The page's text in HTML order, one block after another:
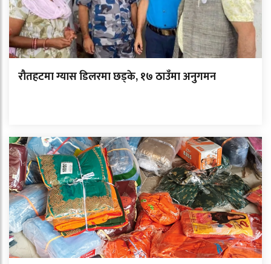
रौतहटमा ग्यास डिलरमा छड्के, १७ ठाउँमा अनुगमन